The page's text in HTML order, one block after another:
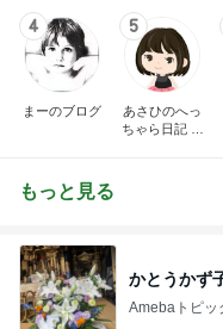
4
まーのブログ
5
あさひのへっ
ちゃら日記 氷
もっと見る
かとうかず
Amebaトピッ